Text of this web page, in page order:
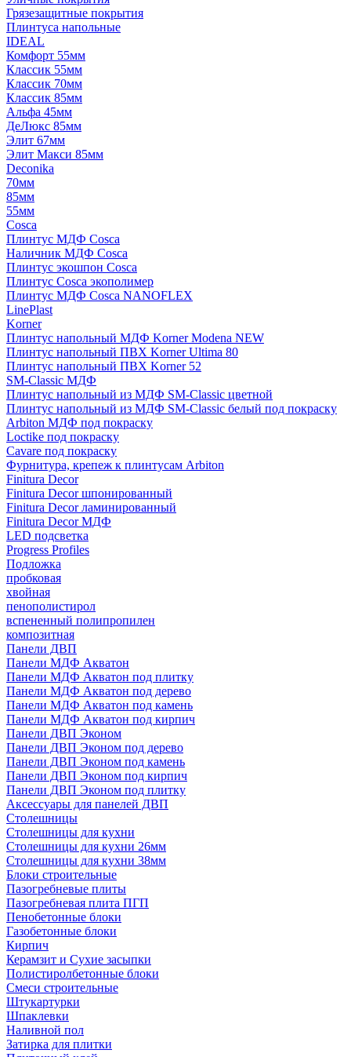
Грязезащитные покрытия
Плинтуса напольные
IDEAL
Комфорт 55мм
Классик 55мм
Классик 70мм
Классик 85мм
Альфа 45мм
ДеЛюкс 85мм
Элит 67мм
Элит Макси 85мм
Deconika
70мм
85мм
55мм
Cosca
Плинтус МДФ Cosca
Наличник МДФ Cosca
Плинтус экошпон Cosca
Плинтус Cosca экополимер
Плинтус МДФ Cosca NANOFLEX
LinePlast
Korner
Плинтус напольный МДФ Korner Modena NEW
Плинтус напольный ПВХ Korner Ultima 80
Плинтус напольный ПВХ Korner 52
SM-Classic МДФ
Плинтус напольный из МДФ SM-Classic цветной
Плинтус напольный из МДФ SM-Classic белый под покраску
Arbiton МДФ под покраску
Loctike под покраску
Cavare под покраску
Фурнитура, крепеж к плинтусам Arbiton
Finitura Decor
Finitura Decor шпонированный
Finitura Decor ламинированный
Finitura Decor МДФ
LED подсветка
Progress Profiles
Подложка
пробковая
хвойная
пенополистирол
вспененный полипропилен
композитная
Панели ДВП
Панели МДФ Акватон
Панели МДФ Акватон под плитку
Панели МДФ Акватон под дерево
Панели МДФ Акватон под камень
Панели МДФ Акватон под кирпич
Панели ДВП Эконом
Панели ДВП Эконом под дерево
Панели ДВП Эконом под камень
Панели ДВП Эконом под кирпич
Панели ДВП Эконом под плитку
Аксессуары для панелей ДВП
Столешницы
Столешницы для кухни
Столешницы для кухни 26мм
Столешницы для кухни 38мм
Блоки строительные
Пазогребневые плиты
Пазогребневая плита ПГП
Пенобетонные блоки
Газобетонные блоки
Кирпич
Керамзит и Сухие засыпки
Полистиролбетонные блоки
Смеси строительные
Штукартурки
Шпаклевки
Наливной пол
Затирка для плитки